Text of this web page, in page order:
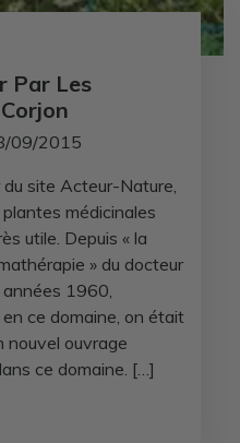
Par Les
09/2015
du site Acteur-Nature,
médicinales
utile. Depuis « la
» du docteur
années 1960,
ce domaine, on était
nouvel ouvrage
ce domaine. […]